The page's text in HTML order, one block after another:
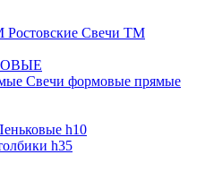
Ростовские Свечи ТМ
Свечи формовые прямые
h10
h35